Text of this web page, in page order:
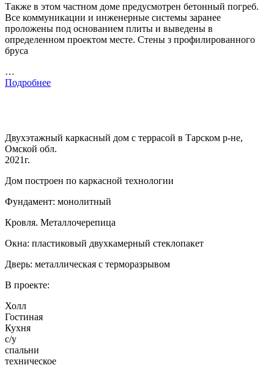
Также в этом частном доме предусмотрен бетонный погреб.
Все коммуникации и инженерные системы заранее
проложены под основанием плиты и выведены в
определенном проектом месте. Стены з профилированного
бруса
…
Подробнее
Двухэтажный каркасный дом с террасой в Тарском р-не,
Омской обл.
2021г.
Дом построен по каркасной технологии
Фундамент: монолитный
Кровля. Металлочерепица
Окна: пластиковый двухкамерный стеклопакет
Дверь: металлическая с терморазрывом
В проекте:
Холл
Гостиная
Кухня
с/у
спальни
техническое
…